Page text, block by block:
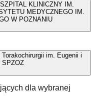
KLINICZNY IM.
MEDYCZNEGO IM.
W POZNANIU
im. Eugenii i
SPZOZ
dla wybranej